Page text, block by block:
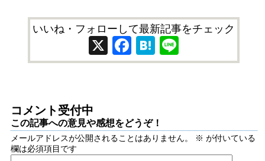
いいね・フォローして最新記事をチェック
X Facebook
Hatena
コメント受付中
この記事への意見や感想をどうぞ！
メールアドレスが公開されることはありません。 ※ が付いている
欄は必須項目です